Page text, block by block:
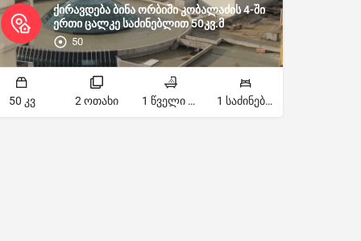
ქირავდება ბინა ორბიში კობალაძის 4-ში
ერთი ცალკე საძინებლით 50კვ.მ
50
50 კვ 2 ოთახი 1 წველი წერტილი 1 საძინებელი